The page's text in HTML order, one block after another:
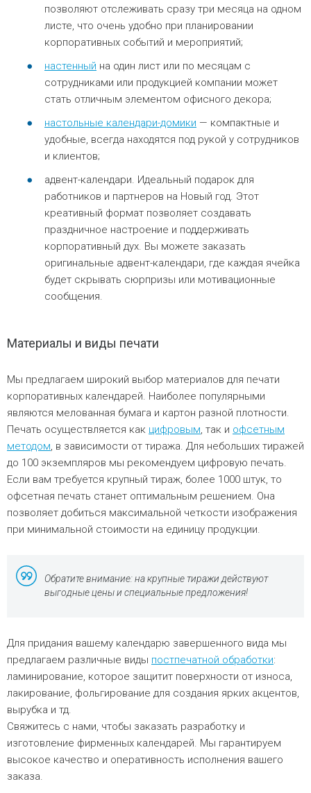
позволяют отслеживать сразу три месяца на одном
листе, что очень удобно при планировании
корпоративных событий и мероприятий;
настенный на один лист или по месяцам с
сотрудниками или продукцией компании может
стать отличным элементом офисного декора;
настольные календари-домики — компактные и
удобные, всегда находятся под рукой у сотрудников
и клиентов;
адвент-календари. Идеальный подарок для
работников и партнеров на Новый год. Этот
креативный формат позволяет создавать
праздничное настроение и поддерживать
корпоративный дух. Вы можете заказать
оригинальные адвент-календари, где каждая ячейка
будет скрывать сюрпризы или мотивационные
сообщения.
Материалы и виды печати
Мы предлагаем широкий выбор материалов для печати
корпоративных календарей. Наиболее популярными
являются мелованная бумага и картон разной плотности.
Печать осуществляется как цифровым , так и офсетным
методом , в зависимости от тиража. Для небольших тиражей
до 100 экземпляров мы рекомендуем цифровую печать.
Если вам требуется крупный тираж, более 1000 штук, то
офсетная печать станет оптимальным решением. Она
позволяет добиться максимальной четкости изображения
при минимальной стоимости на единицу продукции.
Обратите внимание: на крупные тиражи действуют
выгодные цены и специальные предложения!
Для придания вашему календарю завершенного вида мы
предлагаем различные виды постпечатной обработки:
ламинирование, которое защитит поверхности от износа,
лакирование, фольгирование для создания ярких акцентов,
вырубка и тд.
Свяжитесь с нами, чтобы заказать разработку и
изготовление фирменных календарей. Мы гарантируем
высокое качество и оперативность исполнения вашего
заказа.